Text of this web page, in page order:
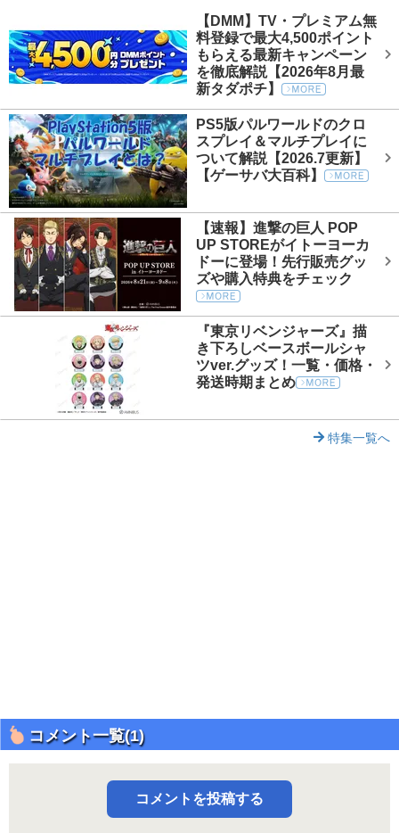
【DMM】TV・プレミアム無
料登録で最大4,500ポイント
もらえる最新キャンペーン
を徹底解説【2026年8月最
新タダポチ】
PS5版パルワールドのクロ
スプレイ＆マルチプレイに
ついて解説【2026.7更新】
【ゲーサバ大百科】
【速報】進撃の巨人 POP
UP STOREがイトーヨーカ
ドーに登場！先行販売グッ
ズや購入特典をチェック
『東京リベンジャーズ』描
き下ろしベースボールシャ
ツver.グッズ！一覧・価格・
発送時期まとめ
特集一覧へ
コメント一覧(1)
コメントを投稿する